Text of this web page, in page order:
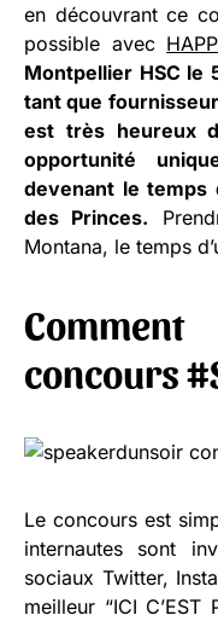
en découvrant ce
possible avec
Montpellier HSC le
tant que
est très heureux
opportunité
devenant le temps
des Princes.
Montana, le temps
concours
Le concours est
internautes sont
sociaux Twitter,
meilleur “ICI